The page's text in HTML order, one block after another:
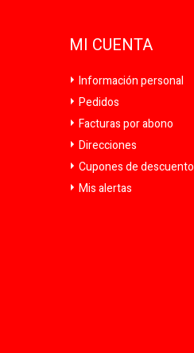
MI CUENTA
Información personal
Pedidos
Facturas por abono
Direcciones
Cupones de descuento
Mis alertas